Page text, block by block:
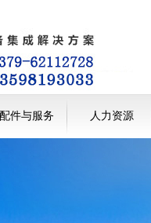
配件与服务 人力资源